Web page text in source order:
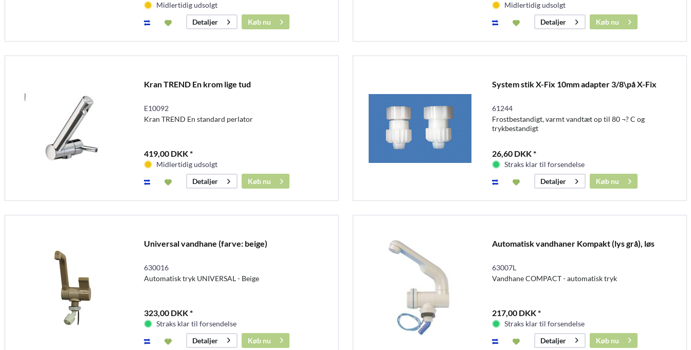
Midlertidig udsolgt
Detaljer
Køb nu
Midlertidig udsolgt
Detaljer
Køb nu
Kran TREND En krom lige tud
E10092
Kran TREND En standard perlator
419,00 DKK *
Midlertidig udsolgt
Detaljer
Køb nu
System stik X-Fix 10mm adapter 3/8\på X-Fix
61244
Frostbestandigt, varmt vandtæt op til 80 ¬? C og
trykbestandigt
26,60 DKK *
Straks klar til forsendelse
Detaljer
Køb nu
Universal vandhane (farve: beige)
630016
Automatisk tryk UNIVERSAL - Beige
323,00 DKK *
Straks klar til forsendelse
Detaljer
Køb nu
Automatisk vandhaner Kompakt (lys grå), løs
63007L
Vandhane COMPACT - automatisk tryk
217,00 DKK *
Straks klar til forsendelse
Detaljer
Køb nu